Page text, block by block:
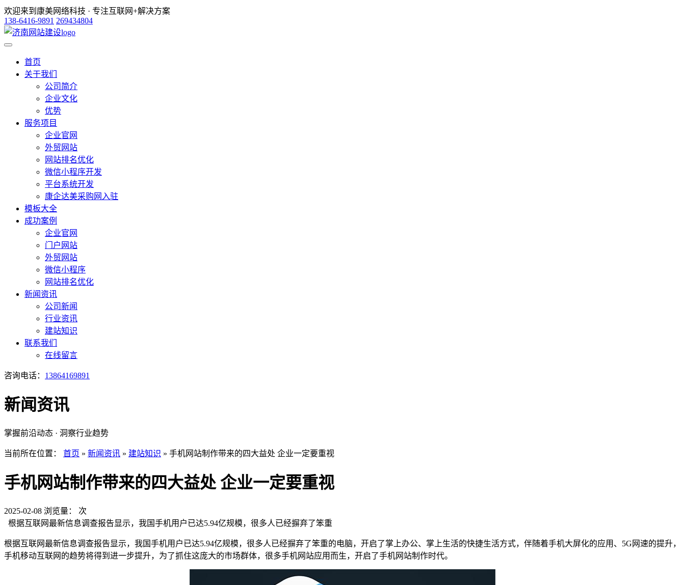
欢迎来到康美网络科技 · 专注互联网+解决方案
138-6416-9891 269434804
首页
关于我们
公司简介
企业文化
优势
服务项目
企业官网
外贸网站
网站排名优化
微信小程序开发
平台系统开发
康企达美采购网入驻
模板大全
成功案例
企业官网
门户网站
外贸网站
微信小程序
网站排名优化
新闻资讯
公司新闻
行业资讯
建站知识
联系我们
在线留言
咨询电话： 13864169891
新闻资讯
掌握前沿动态 · 洞察行业趋势
当前所在位置： 首页 » 新闻资讯 » 建站知识 » 手机网站制作带来的四大益处 企业一定要重视
手机网站制作带来的四大益处 企业一定要重视
2025-02-08 浏览量：
次
根据互联网最新信息调查报告显示，我国手机用户已达5.94亿规模，很多人已经摒弃了笨重
根据互联网最新信息调查报告显示，我国手机用户已达5.94亿规模，很多人已经摒弃了笨重的电脑，开启了掌上办公、掌上生活的快捷生活方式，伴随着手机大屏化的应用、5G网速的提升，
手机移动互联网的趋势将得到进一步提升，为了抓住这庞大的市场群体，很多手机网站应用而生，开启了手机网站制作时代。